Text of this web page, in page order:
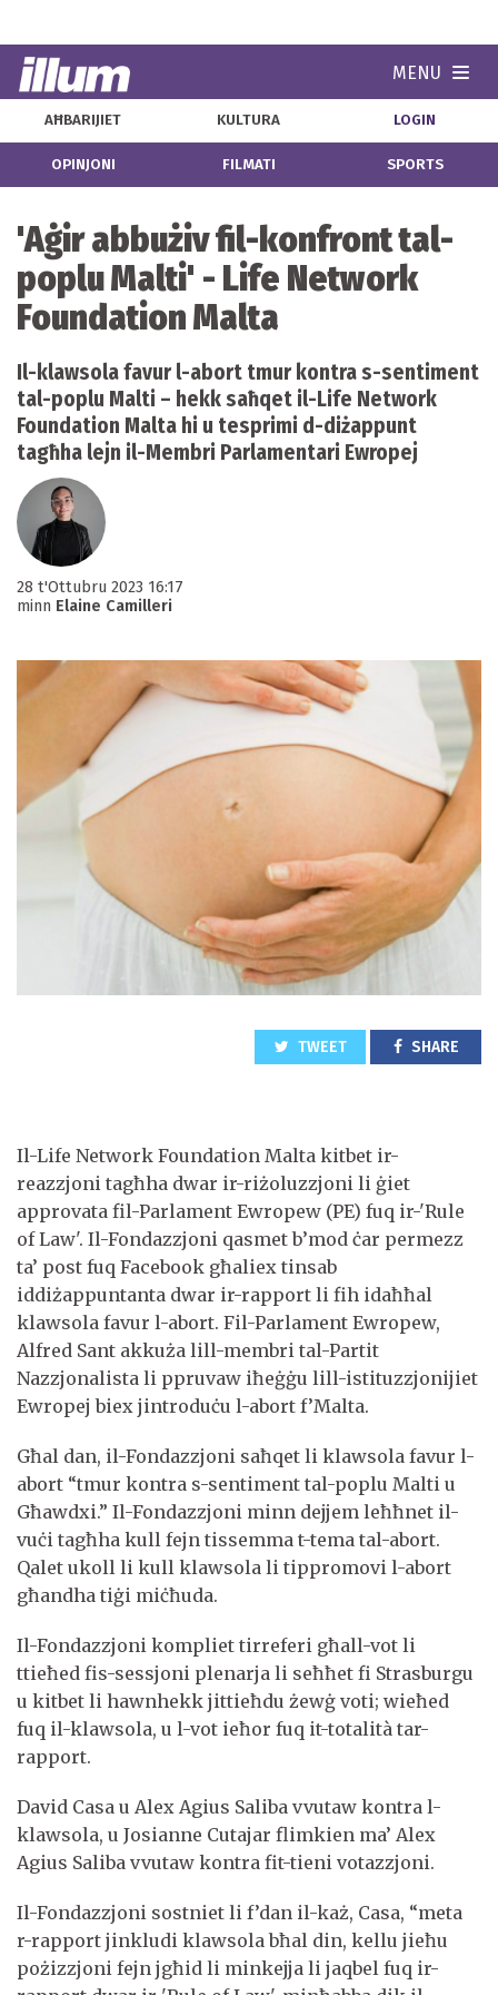
MENU
AĦBARIJIET KULTURA LOGIN
OPINJONI FILMATI SPORTS
'Aġir abbużiv fil-konfront tal-
poplu Malti' - Life Network
Foundation Malta
Il-klawsola favur l-abort tmur kontra s-sentiment
tal-poplu Malti – hekk saħqet il-Life Network
Foundation Malta hi u tesprimi d-diżappunt
tagħha lejn il-Membri Parlamentari Ewropej
28 t'Ottubru 2023 16:17
minn Elaine Camilleri
TWEET SHARE
Il-Life Network Foundation Malta kitbet ir-
reazzjoni tagħha dwar ir-riżoluzzjoni li ġiet
approvata fil-Parlament Ewropew (PE) fuq ir-'Rule
of Law'. Il-Fondazzjoni qasmet b’mod ċar permezz
ta’ post fuq Facebook għaliex tinsab
iddiżappuntanta dwar ir-rapport li fih idaħħal
klawsola favur l-abort. Fil-Parlament Ewropew,
Alfred Sant akkuża lill-membri tal-Partit
Nazzjonalista li ppruvaw iħeġġu lill-istituzzjonijiet
Ewropej biex jintroduċu l-abort f’Malta.
Għal dan, il-Fondazzjoni saħqet li klawsola favur l-
abort “tmur kontra s-sentiment tal-poplu Malti u
Għawdxi.” Il-Fondazzjoni minn dejjem leħħnet il-
vuċi tagħha kull fejn tissemma t-tema tal-abort.
Qalet ukoll li kull klawsola li tippromovi l-abort
għandha tiġi miċħuda.
Il-Fondazzjoni kompliet tirreferi għall-vot li
ttieħed fis-sessjoni plenarja li seħħet fi Strasburgu
u kitbet li hawnhekk jittieħdu żewġ voti; wieħed
fuq il-klawsola, u l-vot ieħor fuq it-totalità tar-
rapport.
David Casa u Alex Agius Saliba vvutaw kontra l-
klawsola, u Josianne Cutajar flimkien ma’ Alex
Agius Saliba vvutaw kontra fit-tieni votazzjoni.
Il-Fondazzjoni sostniet li f’dan il-każ, Casa, “meta
r-rapport jinkludi klawsola bħal din, kellu jieħu
pożizzjoni fejn jgħid li minkejja li jaqbel fuq ir-